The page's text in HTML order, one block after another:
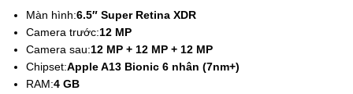
Màn hình:6.5″ Super Retina XDR
Camera trước:12 MP
Camera sau:12 MP + 12 MP + 12 MP
Chipset:Apple A13 Bionic 6 nhân (7nm+)
RAM:4 GB